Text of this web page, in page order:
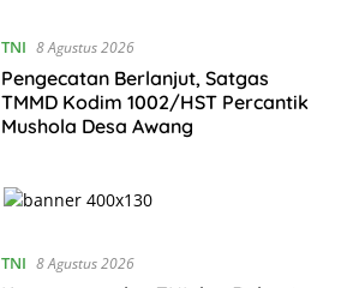
TNI 8 Agustus 2026
Pengecatan Berlanjut, Satgas
TMMD Kodim 1002/HST Percantik
Mushola Desa Awang
TNI 8 Agustus 2026